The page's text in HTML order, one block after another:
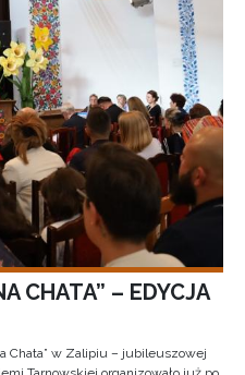
CHATA” – EDYCJA
Chata” w Zalipiu – jubileuszowej